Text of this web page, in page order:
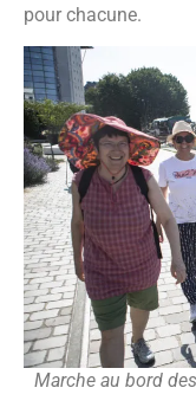
pour chacune.
Marche au bord